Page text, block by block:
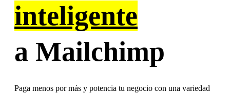
inteligente
a Mailchimp
Paga menos por más y potencia tu negocio con una variedad